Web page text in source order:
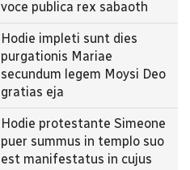
voce publica rex sabaoth
Hodie impleti sunt dies
purgationis Mariae
secundum legem Moysi Deo
gratias eja
Hodie protestante Simeone
puer summus in templo suo
est manifestatus in cujus